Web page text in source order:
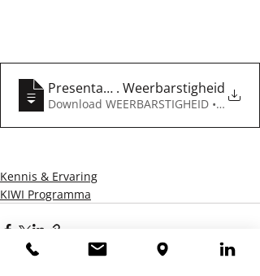
Presentatie Guy Alaerts
. Weerbarstigheid
Download WEERBARSTIGHEID • 2.00MB
Kennis & Ervaring
KIWI Programma